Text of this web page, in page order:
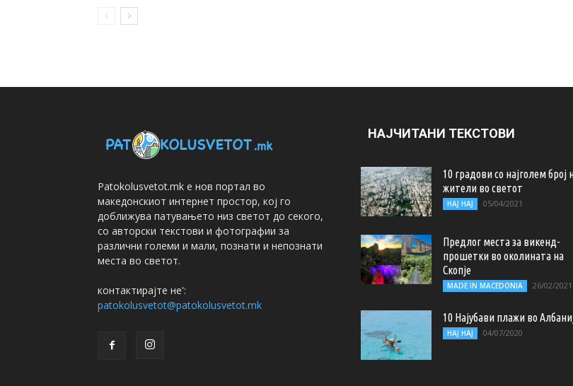
Patokolusvetot.mk е нов портал во
македонскиот интернет простор, кој го
доближува патувањето низ светот до секого,
со авторски текстови и фотографии за
различни големи и мали, познати и непознати
места во светот.
контактирајте не':
patokolusvetot@patokolusvetot.mk
НАЈЧИТАНИ ТЕКСТОВИ
10 градови со најголем број
жители во светот
НАЈ НАЈ 05/04/2021
Предлог места за викенд-
прошетки во околината на
Скопје
MADE IN MACEDONIA 26/02/2021
10 Најубави плажи во
НАЈ НАЈ 04/07/2020